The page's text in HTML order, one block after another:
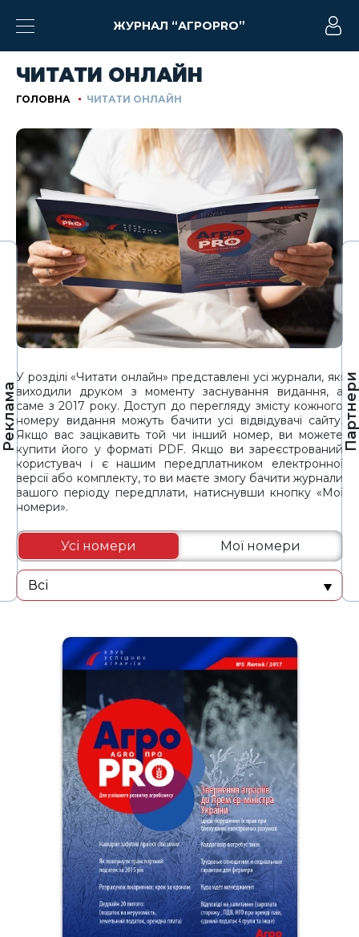
Реклама Партнери
ЖУРНАЛ “АГРОPRO”
ЧИТАТИ ОНЛАЙН
ГОЛОВНА ЧИТАТИ ОНЛАЙН
У розділі «Читати онлайн» представлені усі журнали, які
виходили друком з моменту заснування видання, а
саме з 2017 року. Доступ до перегляду змісту кожного
номеру видання можуть бачити усі відвідувачі сайту.
Якщо вас зацікавить той чи інший номер, ви можете
купити його у форматі PDF. Якщо ви зареєстрований
користувач і є нашим передплатником електронної
версії або комплекту, то ви маєте змогу бачити журнали
вашого періоду передплати, натиснувши кнопку «Мої
номери».
Усі номери Мої номери